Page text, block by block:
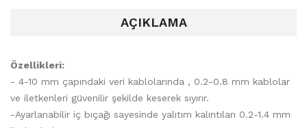
AÇIKLAMA
Özellikleri:
- 4-10 mm çapındaki veri kablolarında , 0.2-0.8 mm kablolar
ve iletkenleri güvenilir şekilde keserek sıyırır.
-Ayarlanabilir iç bıçağı sayesinde yalıtım kalıntıları 0.2-1.4 mm